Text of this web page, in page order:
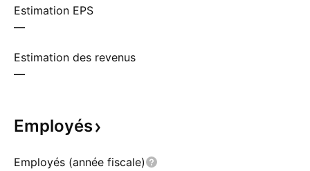
Estimation EPS
—
Estimation des revenus
—
Employés
Employés (année fiscale)